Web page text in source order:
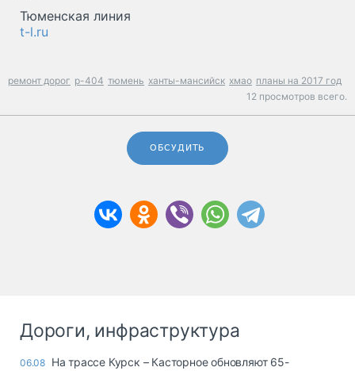
Тюменская линия
t-l.ru
ремонт дорог р-404 тюмень ханты-мансийск хмао планы на 2017 год
12 просмотров всего.
ОБСУДИТЬ
Дороги, инфраструктура
06.08 На трассе Курск – Касторное обновляют 65-